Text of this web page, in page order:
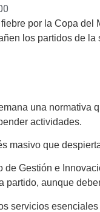
por la Copa
los partidos de la
una
actividades.
masivo que
Gestión e
partido, aunque
servicios